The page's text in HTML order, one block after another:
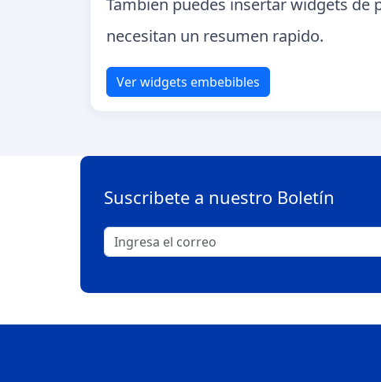
Tambien puedes insertar widgets de
necesitan un resumen rapido.
Ver widgets embebibles
Suscribete a nuestro Boletín